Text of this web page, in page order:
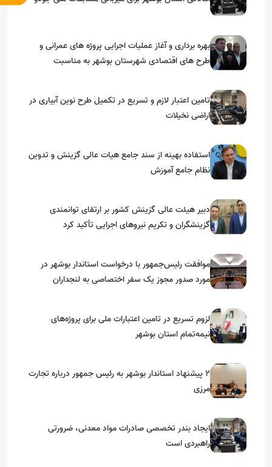
بهره برداری و آغاز عملیات اجرایی پروژه های عمرانی و
طرح های اقتصادی شهرستان بوشهر به مناسبت
تامین اعتبار لازم و تسریع در تکمیل طرح نوین آبیاری در
اراضی نخیلات
استفاده بهینه از سند جامع هیات عالی گزینش و‌ تدوین
نظام جامع آموزش
دبیر هیئت عالی گزینش کشور بر ارتقای توانمندی
گزینشگران و تکریم نیروهای اجرایی تأکید کرد
موافقت رئیس‌جمهور با درخواست استاندار بوشهر در
مورد صدور مجوز یک سفر اختصاصی به لنجداران
لزوم تسریع در تامین اعتبارات ملی برای پروژه‌های
نیمه‌تمام استان بوشهر
۲ پیشنهاد استاندار بوشهر به رئیس جمهور درباره تجارت
مرزی
ایجاد بندر تخصصی صادرات مواد معدنی، ضرورتی
راهبردی است